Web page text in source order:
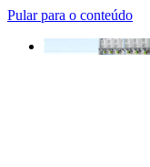
Pular para o conteúdo